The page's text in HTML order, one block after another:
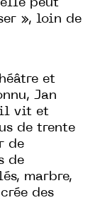
elle peut
», loin de
et
Jan
il vit et
de trente
de
de
marbre,
des